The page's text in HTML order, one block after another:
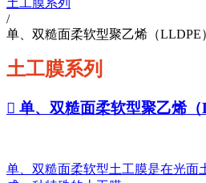
土工膜系列
/
单、双糙面柔软型聚乙烯（
土工膜系列
 单、双糙面柔软型聚乙
单、双糙面柔软型土工膜是在光